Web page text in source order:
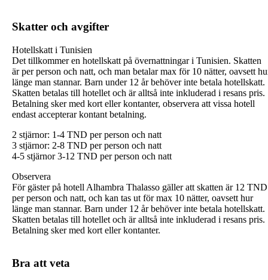
Skatter och avgifter
Hotellskatt i Tunisien
Det tillkommer en hotellskatt på övernattningar i Tunisien. Skatten
är per person och natt, och man betalar max för 10 nätter, oavsett
länge man stannar. Barn under 12 år behöver inte betala hotellskatt.
Skatten betalas till hotellet och är alltså inte inkluderad i resans pris.
Betalning sker med kort eller kontanter, observera att vissa hotell
endast accepterar kontant betalning.
2 stjärnor: 1-4 TND per person och natt
3 stjärnor: 2-8 TND per person och natt
4-5 stjärnor 3-12 TND per person och natt
Observera
För gäster på hotell Alhambra Thalasso gäller att skatten är 12 TND
per person och natt, och kan tas ut för max 10 nätter, oavsett hur
länge man stannar. Barn under 12 år behöver inte betala hotellskatt.
Skatten betalas till hotellet och är alltså inte inkluderad i resans pris.
Betalning sker med kort eller kontanter.
Bra att veta